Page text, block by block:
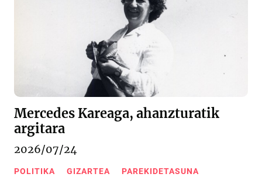
Mercedes Kareaga, ahanzturatik
argitara
2026/07/24
POLITIKA GIZARTEA PAREKIDETASUNA